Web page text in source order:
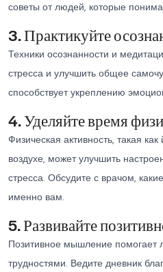
советы от людей, которые
3. Практикуйте
Техники осознанности и
стресса и улучшить общее
способствует укреплению
4. Уделяйте время
Физическая активность, такая
воздухе, может улучшить
стресса. Обсудите с врачом,
именно вам.
5. Развивайте
Позитивное мышление помогает
трудностями. Ведите дневник